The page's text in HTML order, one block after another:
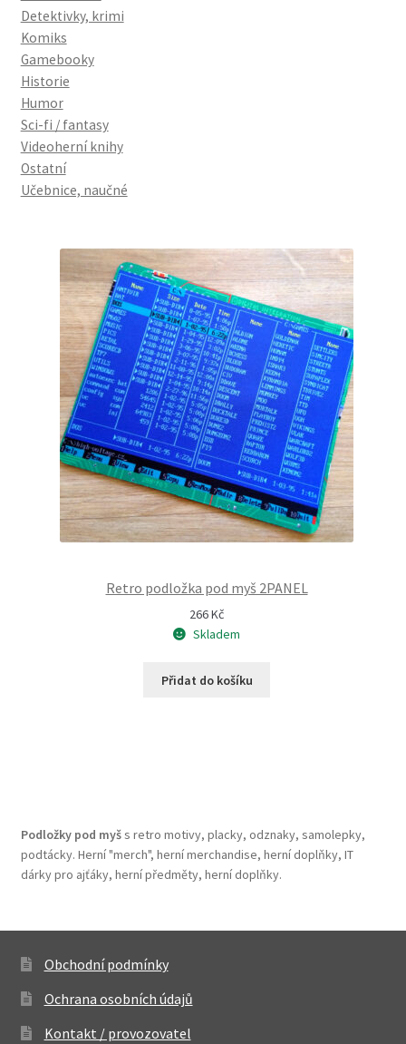
Detektivky, krimi
Komiks
Gamebooky
Historie
Humor
Sci-fi / fantasy
Videoherní knihy
Ostatní
Učebnice, naučné
Retro podložka pod myš 2PANEL
266Kč
Skladem
Přidat do košíku
Podložky pod myšs retro motivy, placky, odznaky, samolepky,
podtácky. Herní "merch", herní merchandise, herní doplňky, IT
dárky pro ajťáky, herní předměty, herní doplňky.
Obchodní podmínky
Ochrana osobních údajů
Kontakt / provozovatel